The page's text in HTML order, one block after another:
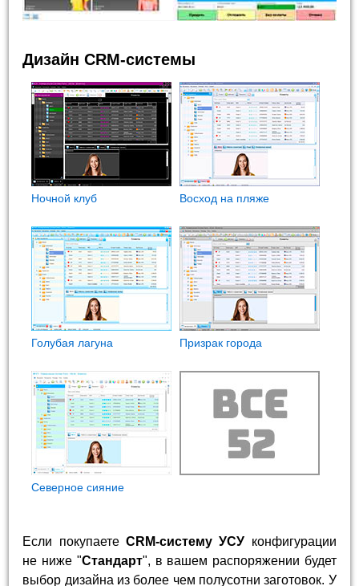
Дизайн CRM-системы
Ночной клуб Восход на пляже
Голубая лагуна Призрак города
Северное сияние
Если покупаете CRM-систему УСУ конфигурации
не ниже "Стандарт", в вашем распоряжении будет
выбор дизайна из более чем полусотни заготовок. У